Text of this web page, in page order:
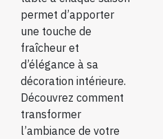
permet d’apporter
une touche de
fraîcheur et
d’élégance à sa
décoration intérieure.
Découvrez comment
transformer
l’ambiance de votre